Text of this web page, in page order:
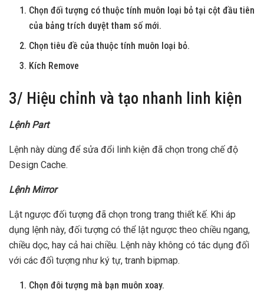
Chọn đối tượng có thuộc tính muôn loại bỏ tại cột đầu tiên
của bảng trích duyệt tham số mới.
Chọn tiêu đề của thuộc tính muôn loại bỏ.
Kích Remove
3/ Hiệu chỉnh và tạo nhanh linh kiện
Lệnh Part
Lệnh này dùng để sửa đổi linh kiện đã chọn trong chế độ
Design Cache.
Lệnh Mirror
Lật ngược đối tượng đã chọn trong trang thiết kế. Khi áp
dụng lệnh này, đối tượng có thể lật ngược theo chiều ngang,
chiều dọc, hay cả hai chiều. Lệnh này không có tác dụng đốì
với các đốì tượng như ký tự, tranh bipmap.
Chọn đôi tượng mà bạn muôn xoay.